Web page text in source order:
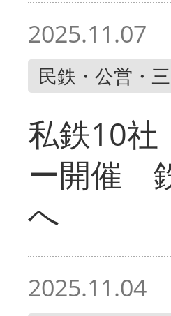
2025.11.07
民鉄・公営・
私鉄10
ー開催
へ
2025.11.04